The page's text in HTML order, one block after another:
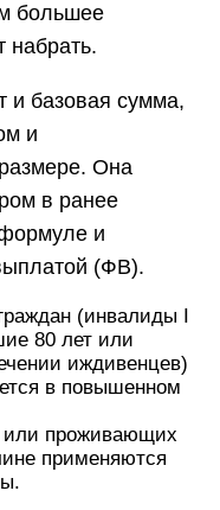
большее
набрать.
и базовая сумма,
и
Она
в ранее
и
(ФВ).
(инвалиды I
80 лет или
иждивенцев)
в повышенном
или проживающих
применяются